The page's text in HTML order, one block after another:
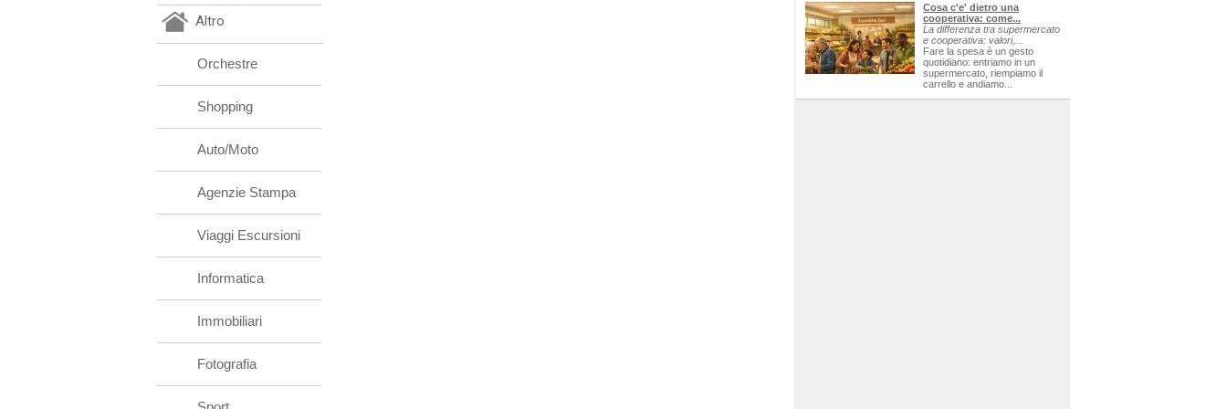
Altro
Orchestre
Shopping
Auto/Moto
Agenzie Stampa
Viaggi Escursioni
Informatica
Immobiliari
Fotografia
Cosa c'e' dietro una
cooperativa: come...
La differenza tra supermercato
e cooperativa: valori,...
Fare la spesa è un gesto
quotidiano: entriamo in un
supermercato, riempiamo il
carrello e andiamo...